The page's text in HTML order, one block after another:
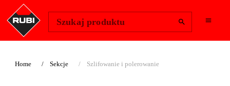
Szukaj produktu
Home Sekcje Szlifowanie i polerowanie